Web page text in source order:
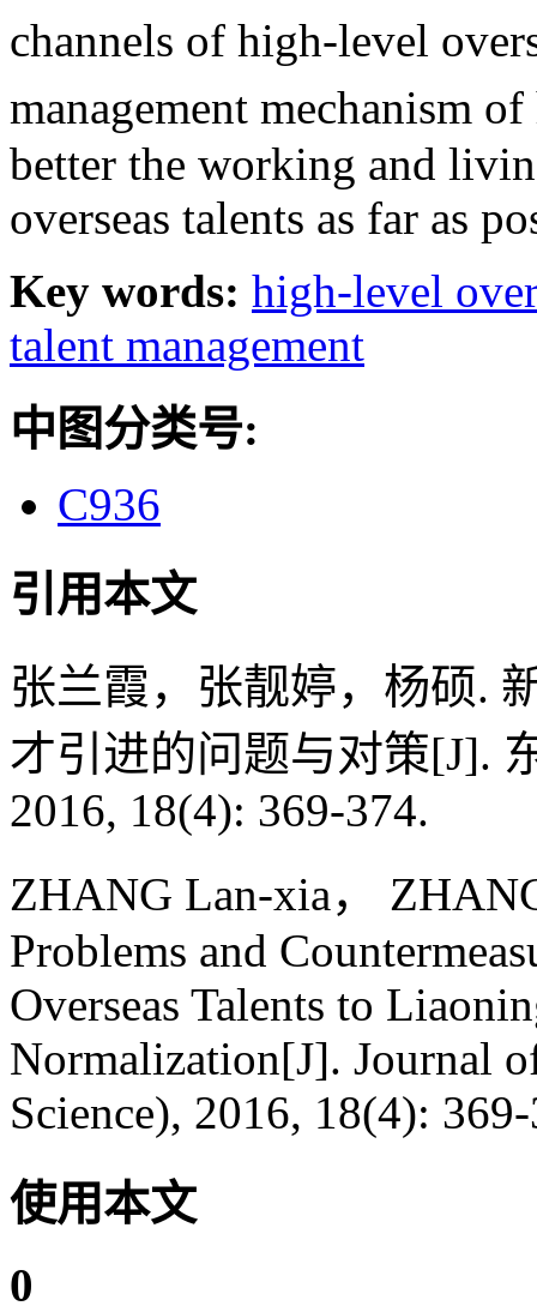
channels of high-level
management mechanism
better the working and
overseas talents as far as
Key words: high-level
talent management
中图分类号:
C936
引用本文
张兰霞，张靓婷，杨硕.
才引进的问题与对策[J].
2016, 18(4): 369-374.
ZHANG Lan-xia，
Problems and
Overseas Talents to
Normalization[J]. Journal
Science), 2016, 18(4):
使用本文
0